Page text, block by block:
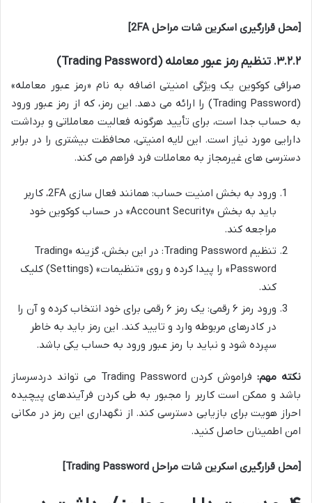
[محل قرارگیری اسکرین شات مراحل 2FA]
۳.۲.۲. تنظیم رمز عبور معامله (Trading Password)
صرافی کوکوین یک ویژگی امنیتی اضافه به نام «رمز عبور معامله»
(Trading Password) را ارائه می دهد. این رمز، که از رمز عبور ورود
به حساب جدا است، برای تأیید هرگونه فعالیت معاملاتی و برداشت
دارایی مورد نیاز است. این لایه امنیتی، محافظت بیشتری را در برابر
دسترسی های غیرمجاز به معاملات فرد فراهم می کند.
ورود به بخش امنیت حساب: همانند فعال سازی 2FA، کاربر
باید به بخش «Account Security» در حساب کوکوین خود
مراجعه کند.
تنظیم Trading Password: در این بخش، گزینه «Trading
Password» را پیدا کرده و روی «تنظیمات» (Settings) کلیک
کند.
ورود رمز ۶ رقمی: یک رمز ۶ رقمی برای خود انتخاب کرده و آن را
در کادرهای مربوطه وارد و تایید کند. این رمز باید به خاطر
سپرده شود و نباید با رمز عبور ورود به حساب یکی باشد.
نکته مهم:
فراموش کردن Trading Password می تواند دردسرساز
باشد و ممکن است کاربر را مجبور به طی کردن فرآیندهای پیچیده
احراز هویت برای بازیابی دسترسی کند. از نگهداری این رمز در مکانی
امن اطمینان حاصل کنید.
[محل قرارگیری اسکرین شات مراحل Trading Password]